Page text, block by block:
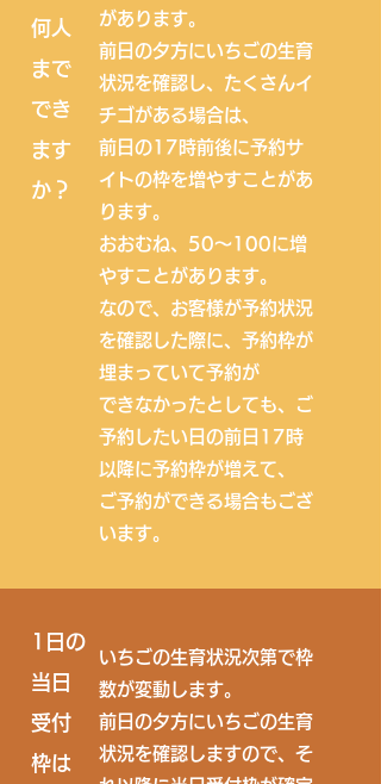
何人
まで
でき
ます
か？
があります。
前日の夕方にいちごの生育
状況を確認し、たくさんイ
チゴがある場合は、
前日の17時前後に予約サ
イトの枠を増やすことがあ
ります。
​おおむね、50～100に増
やすことがあります。
なので、お客様が予約状況
を確認した際に、予約枠が
埋まっていて予約が
できなかったとしても、
​ご
予約したい日の前日17時
以降に予約枠が増えて、
ご予約ができる場合もござ
います。
1日の
当日
受付
枠は
いちごの生育状況次第で枠
数が変動します。
前日の夕方にいちごの生育
状況を確認しますので、そ